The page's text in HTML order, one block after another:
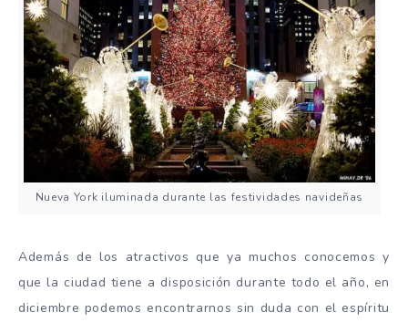
Nueva York iluminada durante las festividades navideñas
Además de los atractivos que ya muchos conocemos y
que la ciudad tiene a disposición durante todo el año, en
diciembre podemos encontrarnos sin duda con el espíritu